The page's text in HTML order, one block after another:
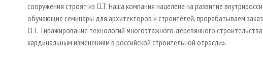
сооружения строят из CLT. Наша компания нацелена на развитие
обучающие семинары для архитекторов и строителей, прорабатываем
CLT. Тиражирование технологий многоэтажного деревянного
кардинальным изменениям в российской строительной отрасли».